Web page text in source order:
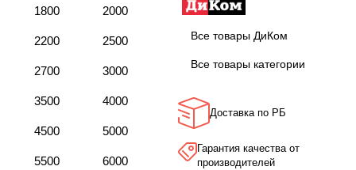
1800 2000
2200 2500
2700 3000
3500 4000
4500 5000
5500 6000
Все товары ДиКом
Все товары категории
Доставка по РБ
Гарантия качества от
производителей